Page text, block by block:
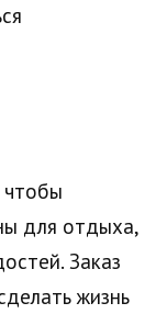
для отдыха,
Заказ
жизнь